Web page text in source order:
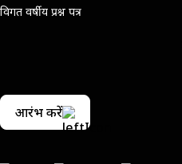
विगत वर्षीय प्रश्न पत्र
आरंभ करें